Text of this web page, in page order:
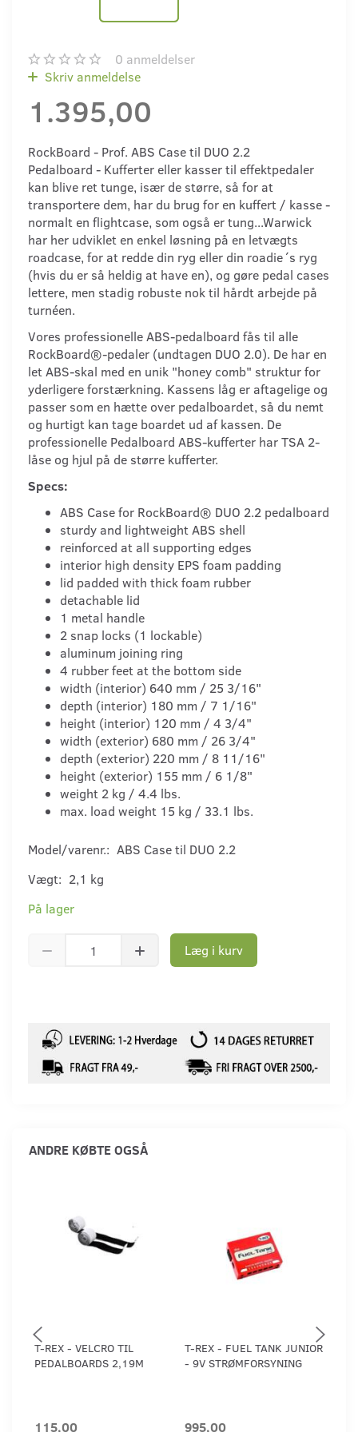
0 anmeldelser
Skriv anmeldelse
1.395,00
RockBoard - Prof. ABS Case til DUO 2.2
Pedalboard - Kufferter eller kasser til effektpedaler
kan blive ret tunge, især de større, så for at
transportere dem, har du brug for en kuffert / kasse -
normalt en flightcase, som også er tung...Warwick
har her udviklet en enkel løsning på en letvægts
roadcase, for at redde din ryg eller din roadie´s ryg
(hvis du er så heldig at have en), og gøre pedal cases
lettere, men stadig robuste nok til hårdt arbejde på
turnéen.
Vores professionelle ABS-pedalboard fås til alle
RockBoard®-pedaler (undtagen DUO 2.0). De har en
let ABS-skal med en unik "honey comb" struktur for
yderligere forstærkning. Kassens låg er aftagelige og
passer som en hætte over pedalboardet, så du nemt
og hurtigt kan tage boardet ud af kassen. De
professionelle Pedalboard ABS-kufferter har TSA 2-
låse og hjul på de større kufferter.
Specs:
ABS Case for RockBoard® DUO 2.2 pedalboard
sturdy and lightweight ABS shell
reinforced at all supporting edges
interior high density EPS foam padding
lid padded with thick foam rubber
detachable lid
1 metal handle
2 snap locks (1 lockable)
aluminum joining ring
4 rubber feet at the bottom side
width (interior) 640 mm / 25 3/16"
depth (interior) 180 mm / 7 1/16"
height (interior) 120 mm / 4 3/4"
width (exterior) 680 mm / 26 3/4"
depth (exterior) 220 mm / 8 11/16"
height (exterior) 155 mm / 6 1/8"
weight 2 kg / 4.4 lbs.
max. load weight 15 kg / 33.1 lbs.
Model/varenr.: ABS Case til DUO 2.2
Vægt: 2,1 kg
På lager
Læg i kurv
ANDRE KØBTE OGSÅ
T-REX - VELCRO TIL
PEDALBOARDS 2,19M
115,00
T-REX - FUEL TANK JUNIOR
- 9V STRØMFORSYNING
995,00